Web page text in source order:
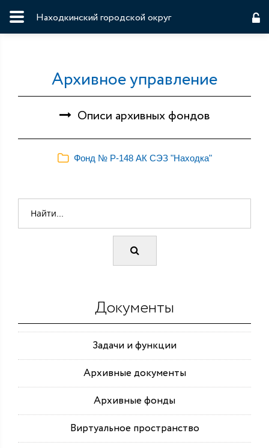
Находкинский городской округ
Архивное управление
Описи архивных фондов
Фонд № Р-148 АК СЭЗ "Находка"
Документы
Задачи и функции
Архивные документы
Архивные фонды
Виртуальное пространство